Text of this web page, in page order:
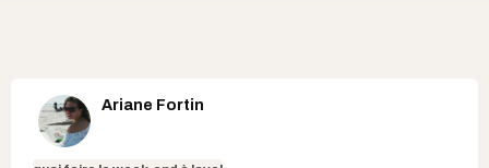
Ariane Fortin